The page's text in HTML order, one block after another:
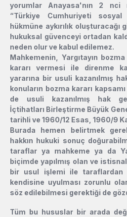
yorumlar Anayasa'nın 2 nci
“Türkiye Cumhuriyeti
hükmüne aykırılık oluşturacağı
hukuksal güvenceyi ortadan
neden olur ve kabul edilemez.
Mahkemenin, Yargıtayın
kararı vermesi ile direnme
yararına bir usuli kazanılmış
konuların bozma kararı
de usuli kazanılmış hak
İçtihatları Birleştirme Büyük
tarihli ve 1960/12 Esas, 1960/9
Burada hemen belirtmek
hakkın hukuki sonuç
taraflar ya mahkeme ya da
biçimde yapılmış olan ve
bir usul işlemi ile taraflardan
kendisine uyulması zorunlu
söz edilebilmesi gerektiği de
Tüm bu hususlar bir arada